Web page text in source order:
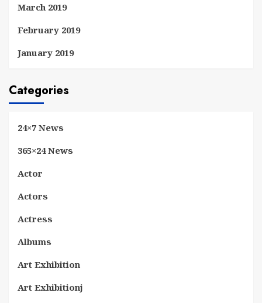
March 2019
February 2019
January 2019
Categories
24×7 News
365×24 News
Actor
Actors
Actress
Albums
Art Exhibition
Art Exhibitionj